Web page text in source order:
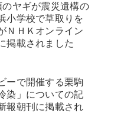
のヤギが震災遺構の
小学校で草取りを
ＮＨＫオンライン
掲載されました
ーで開催する栗駒
染」についての記
報朝刊に掲載され